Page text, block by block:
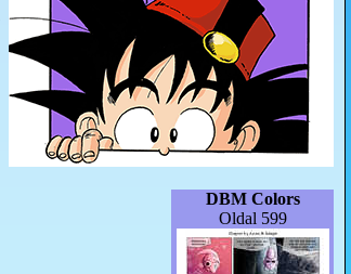
DBM Colors
Oldal 599